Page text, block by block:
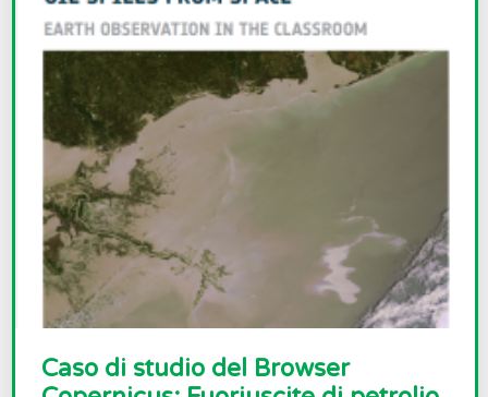
Caso di studio del Browser